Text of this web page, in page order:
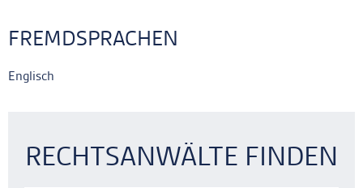
FREMDSPRACHEN
Englisch
RECHTSANWÄLTE FINDEN